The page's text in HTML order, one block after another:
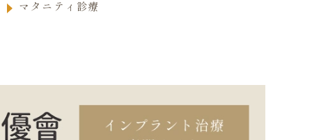
マタニティ診療